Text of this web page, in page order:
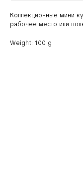
Коллекционные мини
рабочее место или
Weight: 100 g